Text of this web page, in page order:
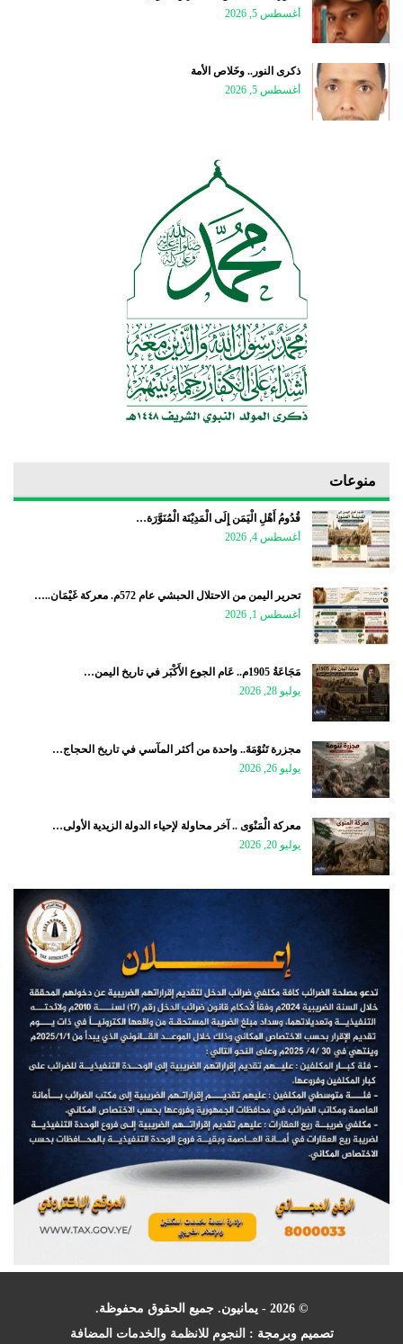
أغسطس 5, 2026
ذكرى النور.. وخَلاص الأمة
أغسطس 5, 2026
منوعات
قُدُومُ أَهْلِ الْيَمَن إِلَى الْمَدِيْنَة الْمُنَوَّرَة…
أغسطس 4, 2026
تحرير اليمن من الاحتلال الحبشي عام 572م. معركة غَيْمَان..…
أغسطس 1, 2026
مَجَاعَةُ 1905م.. عَام الجوع الأَكْبَر في تاريخ اليمن…
يوليو 28, 2026
مجزرة تَنُوْمَةَ.. واحدة من أكثر المآسي في تاريخ الحجاج…
يوليو 26, 2026
معركة الْمَنْوَى .. آخر محاولة لإحياء الدولة الزيدية الأولى…
يوليو 20, 2026
© 2026 - يمانيون. جميع الحقوق محفوظة.
تصميم وبرمجة : النجوم للانظمة والخدمات المضافة